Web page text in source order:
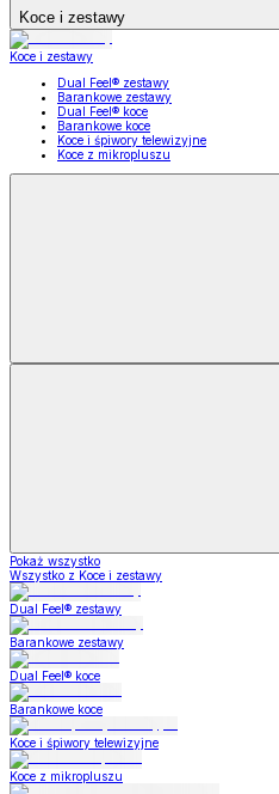
Koce i zestawy
Koce i zestawy
Dual Feel® zestawy
Barankowe zestawy
Dual Feel® koce
Barankowe koce
Koce i śpiwory telewizyjne
Koce z mikropluszu
Pokaż wszystko
Wszystko z Koce i zestawy
Dual Feel® zestawy
Barankowe zestawy
Dual Feel® koce
Barankowe koce
Koce i śpiwory telewizyjne
Koce z mikropluszu